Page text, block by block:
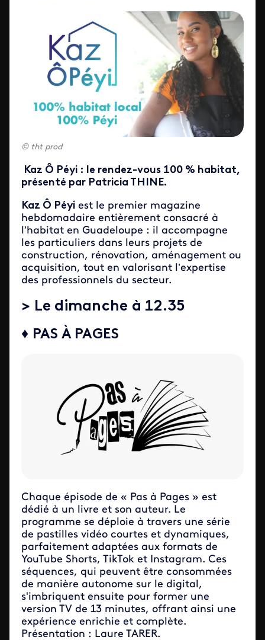
tht prod
Kaz Ô Péyi : le rendez-vous 100 % habitat,
présenté par Patricia THINE.
Kaz Ô Péyi est le premier magazine
hebdomadaire entièrement consacré à
l’habitat en Guadeloupe : il accompagne
les particuliers dans leurs projets de
construction, rénovation, aménagement ou
acquisition, tout en valorisant l’expertise
des professionnels du secteur.
> Le dimanche à 12.35
♦ PAS À PAGES
Chaque épisode de « Pas à Pages » est
dédié à un livre et son auteur. Le
programme se déploie à travers une série
de pastilles vidéo courtes et dynamiques,
parfaitement adaptées aux formats de
YouTube Shorts, TikTok et Instagram. Ces
séquences, qui peuvent être consommées
de manière autonome sur le digital,
s'imbriquent ensuite pour former une
version TV de 13 minutes, offrant ainsi une
expérience enrichie et complète.
Présentation : Laure TARER.